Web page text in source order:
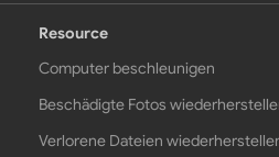
Resource
Computer beschleunigen
Beschädigte Fotos
Verlorene Dateien